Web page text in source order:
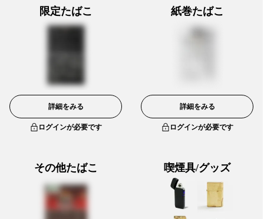
限定たばこ
詳細をみる
ログインが必要です
紙巻たばこ
詳細をみる
ログインが必要です
その他たばこ 喫煙具/グッズ